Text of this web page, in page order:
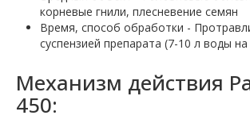
корневые гнили, плесневение семян
Время, способ обработки -
суспензией препарата (7-10 л воды
Механизм действия
450: